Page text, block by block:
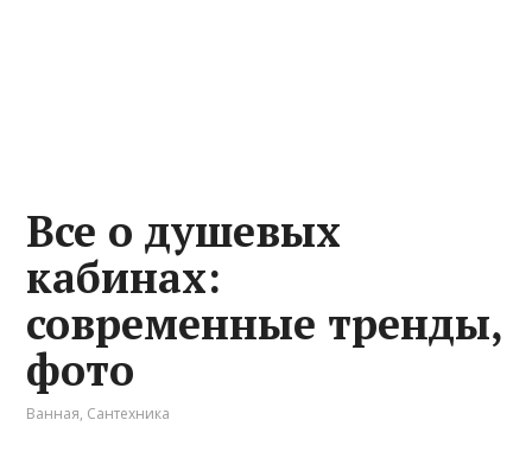
Все о душевых
кабинах:
современные тренды,
фото
Ванная, Сантехника